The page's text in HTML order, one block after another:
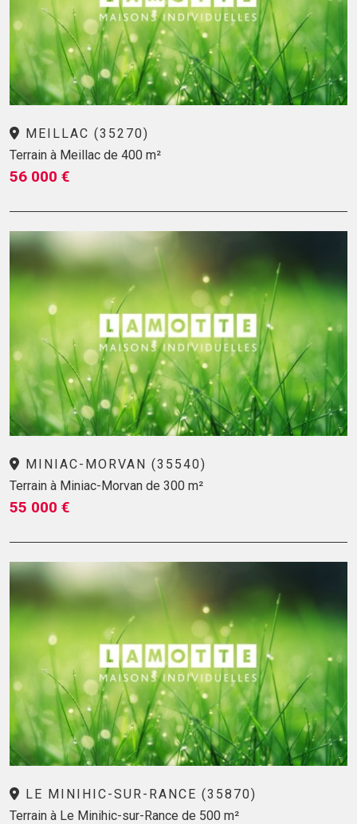
MEILLAC (35270)
Terrain à Meillac de 400 m²
56 000 €
MINIAC-MORVAN (35540)
Terrain à Miniac-Morvan de 300 m²
55 000 €
LE MINIHIC-SUR-RANCE (35870)
Terrain à Le Minihic-sur-Rance de 500 m²